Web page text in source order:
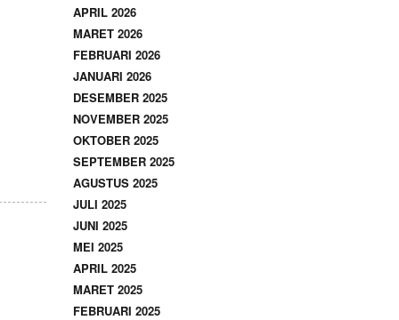
APRIL 2026
MARET 2026
FEBRUARI 2026
JANUARI 2026
DESEMBER 2025
NOVEMBER 2025
OKTOBER 2025
SEPTEMBER 2025
AGUSTUS 2025
JULI 2025
JUNI 2025
MEI 2025
APRIL 2025
MARET 2025
FEBRUARI 2025